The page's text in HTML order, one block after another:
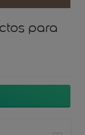
para